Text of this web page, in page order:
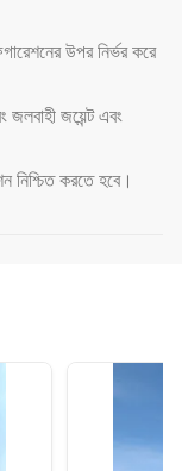
উপর নির্ভর করে
জলবাহী জয়েন্ট এবং
নিশ্চিত করতে হবে।